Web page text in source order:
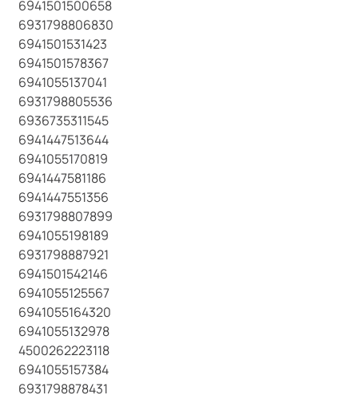
6941501500658
6931798806830
6941501531423
6941501578367
6941055137041
6931798805536
6936735311545
6941447513644
6941055170819
6941447581186
6941447551356
6931798807899
6941055198189
6931798887921
6941501542146
6941055125567
6941055164320
6941055132978
4500262223118
6941055157384
6931798878431